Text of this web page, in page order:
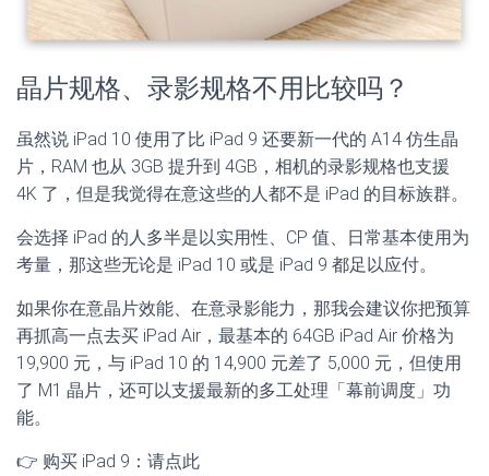
晶片规格、录影规格不用比较吗？
虽然说 iPad 10 使用了比 iPad 9 还要新一代的 A14 仿生晶
片，RAM 也从 3GB 提升到 4GB，相机的录影规格也支援
4K 了，但是我觉得在意这些的人都不是 iPad 的目标族群。
会选择 iPad 的人多半是以实用性、CP 值、日常基本使用为
考量，那这些无论是 iPad 10 或是 iPad 9 都足以应付。
如果你在意晶片效能、在意录影能力，那我会建议你把预算
再抓高一点去买 iPad Air，最基本的 64GB iPad Air 价格为
19,900 元，与 iPad 10 的 14,900 元差了 5,000 元，但使用
了 M1 晶片，还可以支援最新的多工处理「幕前调度」功
能。
👉 购买 iPad 9：请点此